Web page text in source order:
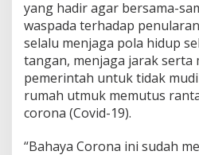
T
n
g
a
h
yang hadir agar bersama-
waspada terhadap
selalu menjaga pola hidup
tangan, menjaga jarak serta
pemerintah untuk tidak
rumah utmuk memutus
corona (Covid-19).
“Bahaya Corona ini sudah